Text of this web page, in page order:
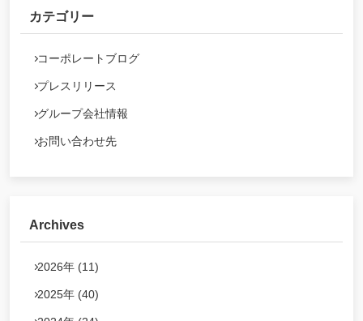
カテゴリー
コーポレートブログ
プレスリリース
グループ会社情報
お問い合わせ先
Archives
2026年 (11)
2025年 (40)